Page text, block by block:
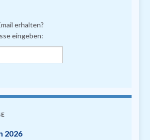
erhalten?
eingeben:
2026